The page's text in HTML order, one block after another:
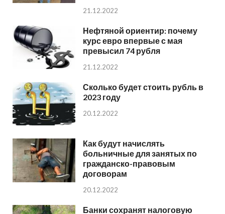
21.12.2022
Нефтяной ориентир: почему
курс евро впервые с мая
превысил 74 рубля
21.12.2022
Сколько будет стоить рубль в
2023 году
20.12.2022
Как будут начислять
больничные для занятых по
гражданско-правовым
договорам
20.12.2022
Банки сохранят налоговую